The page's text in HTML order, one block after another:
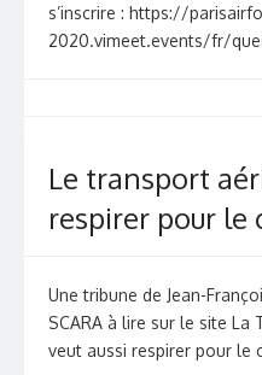
s’inscrire : https://
2020.vimeet.events/fr/
Le transport
respirer pour le
Une tribune de Jean-
SCARA à lire sur le site La
veut aussi respirer pour le